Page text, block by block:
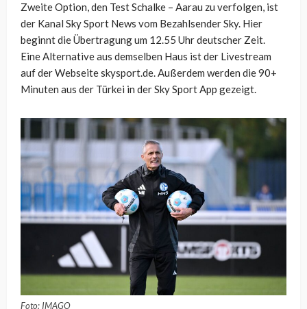
Zweite Option, den Test Schalke – Aarau zu verfolgen, ist
der Kanal Sky Sport News vom Bezahlsender Sky. Hier
beginnt die Übertragung um 12.55 Uhr deutscher Zeit.
Eine Alternative aus demselben Haus ist der Livestream
auf der Webseite skysport.de. Außerdem werden die 90+
Minuten aus der Türkei in der Sky Sport App gezeigt.
Foto: IMAGO